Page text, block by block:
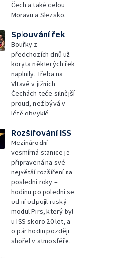
Čech a také celou
Moravu a Slezsko.
Splouvání řek
Bouřky z
předchozích dnů už
koryta některých řek
naplnily. Třeba na
Vltavě v jižních
Čechách teče silnější
proud, než bývá v
létě obvyklé.
Rozšiřování ISS
Mezinárodní
vesmírná stanice je
připravená na své
největší rozšíření na
poslední roky –
hodinu po poledni se
od ní odpojil ruský
modul Pirs, který byl
u ISS skoro 20 let, a
o pár hodin později
shořel v atmosféře.